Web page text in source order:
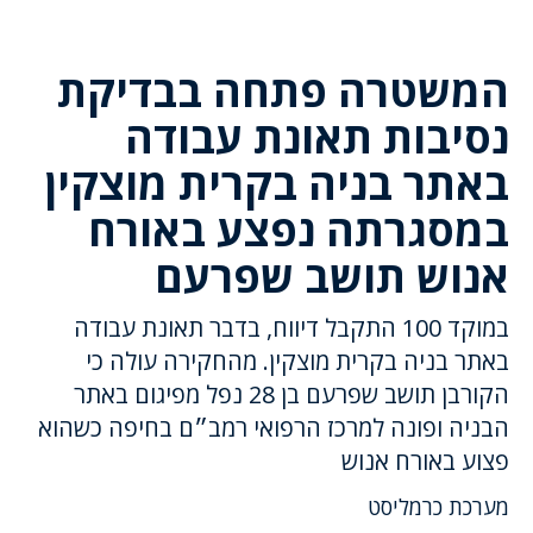
המשטרה פתחה בבדיקת
נסיבות תאונת עבודה
באתר בניה בקרית מוצקין
במסגרתה נפצע באורח
אנוש תושב שפרעם
במוקד 100 התקבל דיווח, בדבר תאונת עבודה
באתר בניה בקרית מוצקין. מהחקירה עולה כי
הקורבן תושב שפרעם בן 28 נפל מפיגום באתר
הבניה ופונה למרכז הרפואי רמב״ם בחיפה כשהוא
פצוע באורח אנוש
מערכת כרמליסט